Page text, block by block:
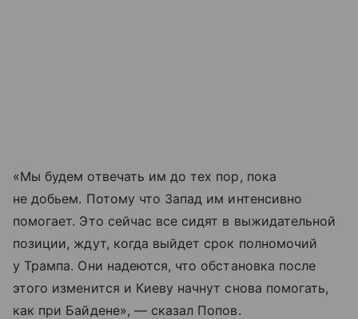
«Мы будем отвечать им до тех пор, пока
не добьем. Потому что Запад им интенсивно
помогает. Это сейчас все сидят в выжидательной
позиции, ждут, когда выйдет срок полномочий
у Трампа. Они надеются, что обстановка после
этого изменится и Киеву начнут снова помогать,
как при Байдене», — сказал Попов.